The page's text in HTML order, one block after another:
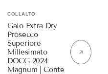
Anbieter:
COLLALTO
Gaio Extra Dry
Prosecco
Superiore
Millesimato
DOCG 2024
Magnum | Conte